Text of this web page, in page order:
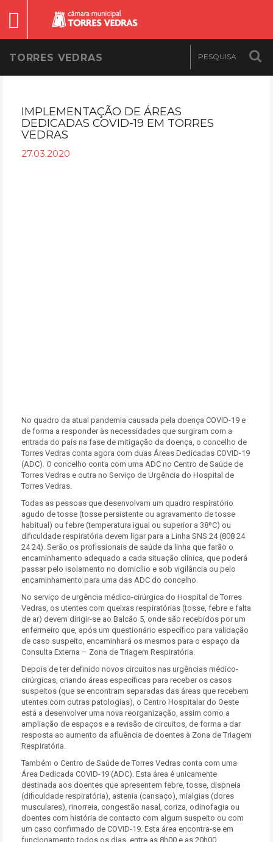
TORRES VEDRAS
IMPLEMENTAÇÃO DE ÁREAS
DEDICADAS COVID-19 EM TORRES
VEDRAS
27.03.2020
No quadro da atual pandemia causada pela doença COVID-19 e
de forma a responder às necessidades que surgiram com a
entrada do país na fase de mitigação da doença, o concelho de
Torres Vedras conta agora com duas Áreas Dedicadas COVID-19
(ADC). O concelho conta com uma ADC no Centro de Saúde de
Torres Vedras e outra no Serviço de Urgência do Hospital de
Torres Vedras.
Todas as pessoas que desenvolvam um quadro respiratório
agudo de tosse (tosse persistente ou agravamento de tosse
habitual) ou febre (temperatura igual ou superior a 38ºC) ou
dificuldade respiratória devem ligar para a Linha SNS 24 (808 24
24 24). Serão os profissionais de saúde da linha que farão o
encaminhamento adequado a cada situação clínica, que poderá
passar pelo isolamento no domicílio e sob vigilância ou pelo
encaminhamento para uma das ADC do concelho.
No serviço de urgência médico-cirúrgica do Hospital de Torres
Vedras, os utentes com queixas respiratórias (tosse, febre e falta
de ar) devem dirigir-se ao Balcão 5, onde são recebidos por um
enfermeiro que, após um questionário específico para validação
de caso suspeito, encaminhará os mesmos para o espaço da
Consulta Externa – Zona de Triagem Respiratória.
Depois de ter definido novos circuitos nas urgências médico-
cirúrgicas, criando áreas específicas para receber os casos
suspeitos (que se encontram separadas das áreas que recebem
utentes com outras patologias), o Centro Hospitalar do Oeste
está a desenvolver uma nova reorganização, assim como a
ampliação de espaços e a revisão de circuitos, de forma a dar
resposta ao aumento da afluência de doentes à Zona de Triagem
Respiratória.
Também o Centro de Saúde de Torres Vedras conta com uma
Área Dedicada COVID-19 (ADC). Esta área é unicamente
destinada aos doentes que apresentem febre, tosse, dispneia
(dificuldade respiratória), astenia (cansaço), mialgias (dores
musculares), rinorreia, congestão nasal, coriza, odinofagia ou
doentes com história de contacto com algum suspeito ou com
um caso confirmado de COVID-19. Esta área encontra-se em
funcionamento todos os dias, entre as 8h00 e as 20h00.